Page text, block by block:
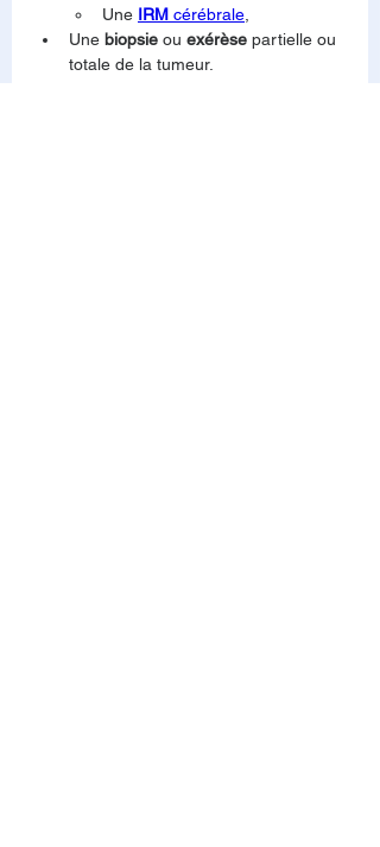
Une IRM cérébrale
Une biopsie ou exérèse partielle ou
totale de la tumeur.